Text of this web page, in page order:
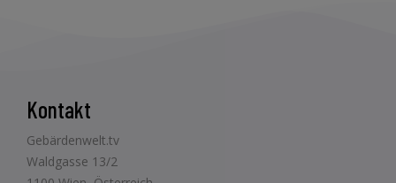
Kontakt
Gebärdenwelt.tv
Waldgasse 13/2